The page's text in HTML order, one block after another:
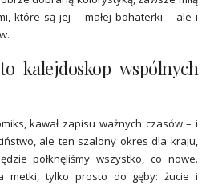
które są jej – małej bohaterki – ale i
kalejdoskop wspólnych
kawał zapisu ważnych czasów – i
ale ten szalony okres dla kraju,
połknęliśmy wszystko, co nowe.
metki, tylko prosto do gęby: żucie i